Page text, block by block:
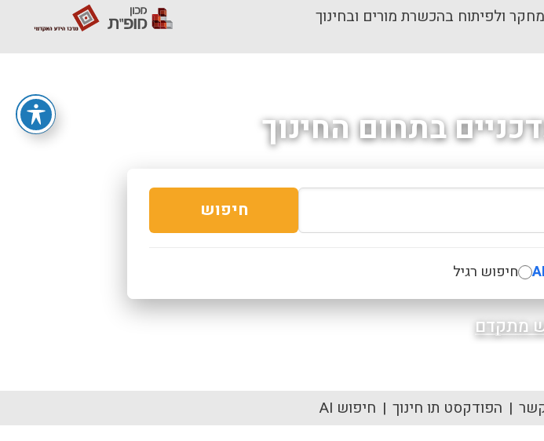
ולפיתוח בהכשרת מורים ובחינוך
בתחום החינוך
חיפוש
חיפוש רגיל
מתקדם
הפודקסט תו חינוך חיפוש AI